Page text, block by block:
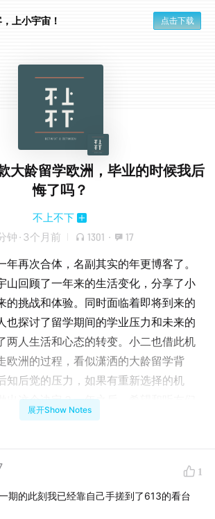
上小宇宙！ 点击下载
大龄留学欧洲，毕业的时候我后
悔了吗？
不上不下
钟 · 3个月前 1301 · 17
年再次合体，名副其实的年更博客了。
山回顾了一年来的生活变化，分享了小
的挑战和体验。同时面临着即将到来的
也探讨了留学期间的学业压力和未来的
两人生活和心态的转变。小二也借此机
欧洲的过程，看似潇洒的大龄留学背
知后觉的压力，如果有重新选择的机
出这个决定？一年之后，希望和听友们
一样交心。
生活费用规划：国外生活的实用经验和
展开Show Notes
1
期的此刻我已经靠自己手搓到了613的看台